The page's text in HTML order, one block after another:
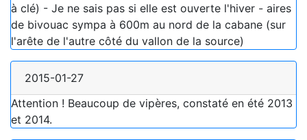
à clé) - Je ne sais pas si elle est ouverte l'hiver - aires
de bivouac sympa à 600m au nord de la cabane (sur
l'arête de l'autre côté du vallon de la source)
2015-01-27
Attention ! Beaucoup de vipères, constaté en été 2013
et 2014.